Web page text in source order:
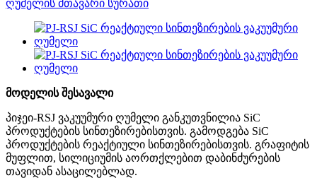
მოდელის შესავალი
პიჯეი-RSJ ვაკუუმური ღუმელი განკუთვნილია SiC
პროდუქტების სინთეზირებისთვის. გამოდგება SiC
პროდუქტების რეაქტიული სინთეზირებისთვის. გრაფიტის
მუფლით, სილიციუმის აორთქლებით დაბინძურების
თავიდან ასაცილებლად.